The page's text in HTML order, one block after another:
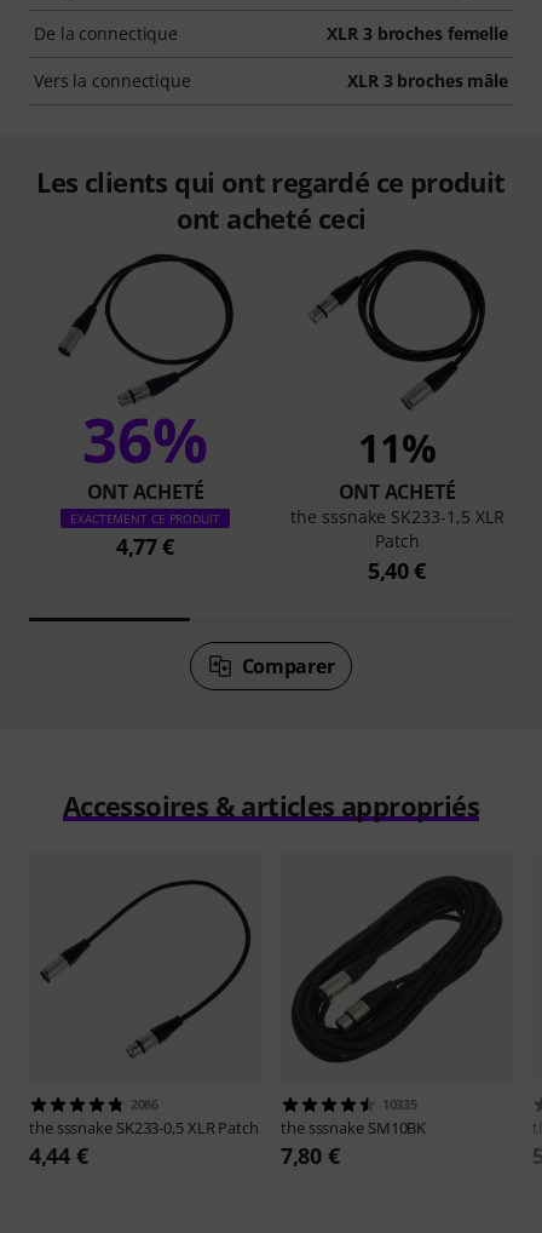
De la connectique XLR 3 broches femelle
Vers la connectique XLR 3 broches mâle
Les clients qui ont regardé ce produit
ont acheté ceci
36%
ONT ACHETÉ
EXACTEMENT CE PRODUIT
4,77 €
11%
ONT ACHETÉ
the sssnake SK233-1,5 XLR
Patch
5,40 €
Comparer
Accessoires & articles appropriés
2086
the sssnake SK233-0,5 XLR Patch
4,44 €
10335
the sssnake SM10BK
7,80 €